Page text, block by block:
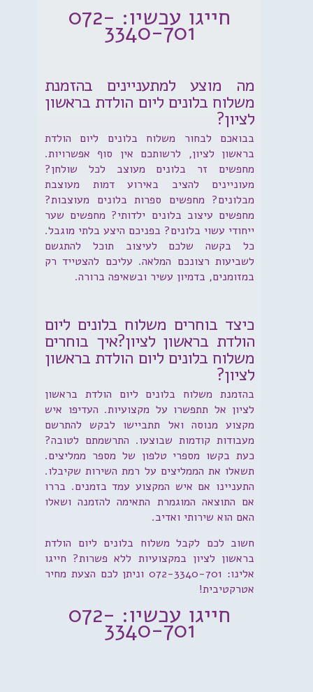
חייגו עכשיו: 072-
3340-701
מה מוצע למתעניינים בהזמנת
משלוח בלונים ליום הולדת בראשון
לציון?
בבואכם לבחור משלוח בלונים ליום הולדת
בראשון לציון, לרשותכם אין סוף אפשרויות.
מחפשים זר בלונים מעוצב לכל שולחן?
מעוניינים להציב באירוע דמות מעוצבת
מבלונים? מחפשים ספרות בלונים מעוצבות?
מחפשים עיצוב בלונים ילדותי? מחפשים שער
ייחודי עשוי בלונים? בפניכם היצע בלתי מוגבל.
כל בקשה שלכם לעיצוב תוכל להתגשם
לשביעות רצונכם המלאה. עליכם להצטייד רק
במזומנים, בדמיון עשיר ובשאיפה ברורה.
כיצד בוחרים משלוח בלונים ליום
הולדת בראשון לציון?איך בוחרים
משלוח בלונים ליום הולדת בראשון
לציון?
בהזמנת משלוח בלונים ליום הולדת בראשון
לציון אל תתפשרו על מקצועיות. העדיפו איש
מקצוע מנוסה ואל תתביישו לבקש להתרשם
מעבודות קודמות שבוצעו. התרשמתם לטובה?
כעת בקשו מספרי טלפון של מספר ממליצים.
תשאלו את הממליצים על רמת השירות שקיבלו.
התעניינו אם איש המקצוע עמד בזמנים. בררו
אם התוצאה המוגמרת התאימה להזמנה ושאלו
האם הוא שירותי ואדיב.
חשוב לכם לקבל משלוח בלונים ליום הולדת
בראשון לציון במקצועיות ללא פשרות? חייגו
אלינו: 072-3340-701 וניתן לכם הצעת מחיר
אטרקטיבית!
חייגו עכשיו: 072-
3340-701